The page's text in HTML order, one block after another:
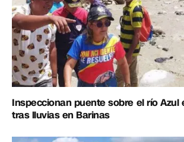
Inspeccionan puente sobre el río Azul
tras lluvias en Barinas